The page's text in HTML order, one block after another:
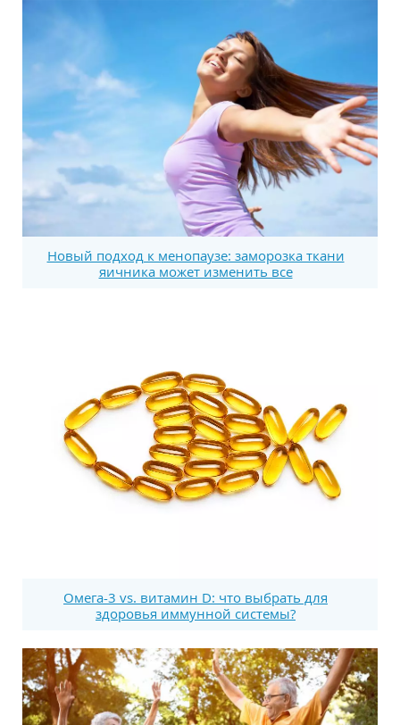
Новый подход к менопаузе: заморозка ткани
яичника может изменить все
Омега-3 vs. витамин D: что выбрать для
здоровья иммунной системы?